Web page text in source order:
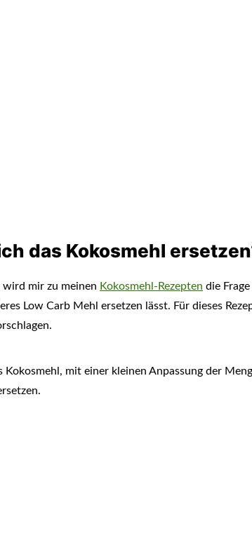
das Kokosmehl
wird mir zu meinen Kokosmehl-Rezepten die
Low Carb Mehl ersetzen lässt. Für dieses
Kokosmehl, mit einer kleinen Anpassung der